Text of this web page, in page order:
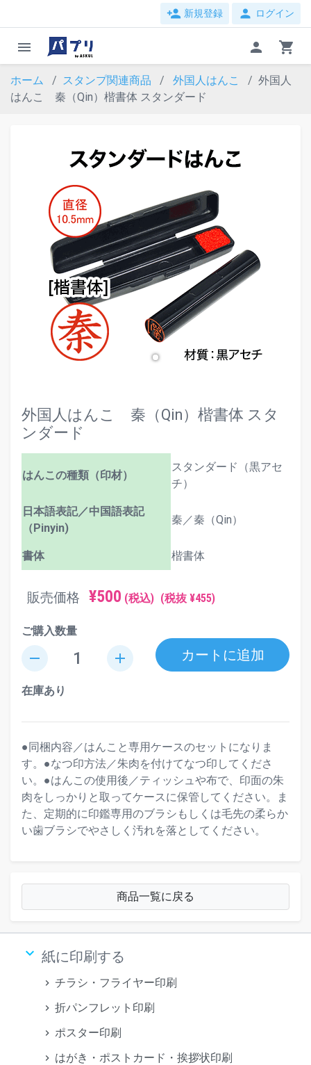
person_add 新規登録 person ログイン
menu person shopping_cart
ホーム スタンプ関連商品 外国人はんこ
外国人
はんこ 秦（Qin）楷書体 スタンダード
外国人はんこ 秦（Qin）楷書体 スタ
ンダード
はんこの種類（印材）
スタンダード（黒アセ
チ）
日本語表記／中国語表記
（Pinyin)
秦／秦（Qin）
書体 楷書体
販売価格 ¥500 (税込) (税抜 ¥455)
ご購入数量
remove add カートに追加
在庫あり
●同梱内容／はんこと専用ケースのセットになりま
す。●なつ印方法／朱肉を付けてなつ印してくださ
い。●はんこの使用後／ティッシュや布で、印面の朱
肉をしっかりと取ってケースに保管してください。ま
た、定期的に印鑑専用のブラシもしくは毛先の柔らか
い歯ブラシでやさしく汚れを落としてください。
商品一覧に戻る
keyboard_arrow_down 紙に印刷する
チラシ・フライヤー印刷
折パンフレット印刷
ポスター印刷
はがき・ポストカード・挨拶状印刷